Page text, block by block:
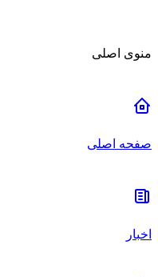
منوی اصلی
صفحه اصلی
اخبار